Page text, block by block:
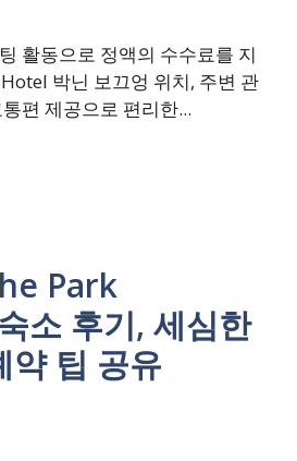
활동으로 정액의 수수료를 지
박닌 보끄엉 위치, 주변 관
편 제공으로 편리한...
Park
소 후기, 세심한
약 팁 공유